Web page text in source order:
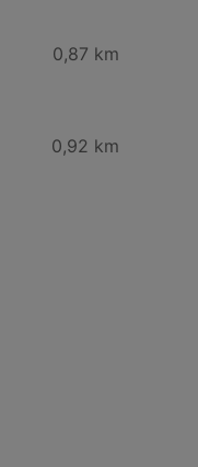
0,87 km
0,92 km